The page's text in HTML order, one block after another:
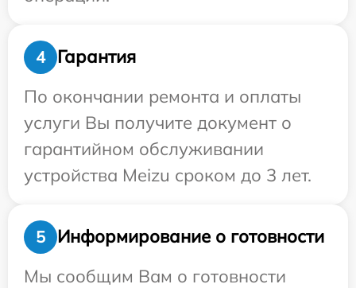
4
Гарантия
По окончании ремонта и оплаты
услуги Вы получите документ о
гарантийном обслуживании
устройства Meizu сроком до 3 лет.
5
Информирование о готовности
Мы сообщим Вам о готовности